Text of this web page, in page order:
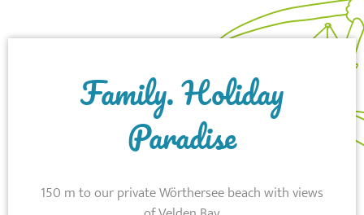
Family. Holiday
Paradise
150 m to our private Wörthersee beach with views